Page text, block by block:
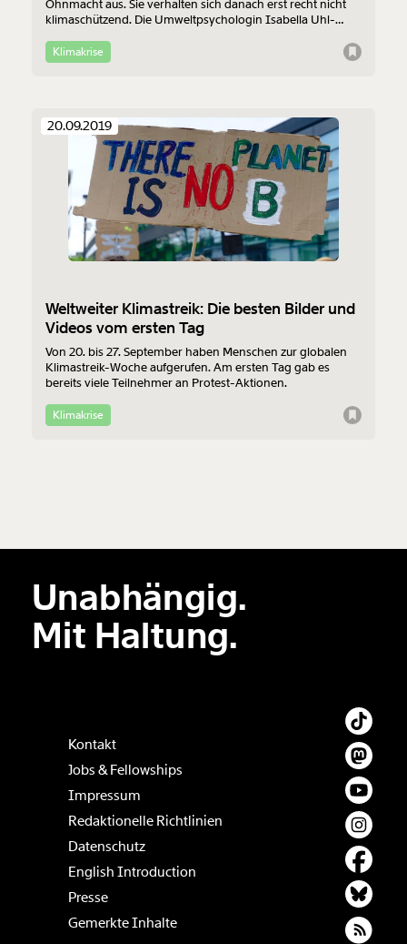
Ohnmacht aus. Sie verhalten sich danach erst recht nicht
klimaschützend. Die Umweltpsychologin Isabella Uhl-
Thunberg auf so viel Widerstand stößt und wie sich
Menschen überzeugen lassen, beim Klimaschutz
Klimakrise
20.09.2019
Weltweiter Klimastreik: Die besten Bilder und
Videos vom ersten Tag
Von 20. bis 27. September haben Menschen zur globalen
Klimastreik-Woche aufgerufen. Am ersten Tag gab es
bereits viele Teilnehmer an Protest-Aktionen.
Klimakrise
Unabhängig.
Mit Haltung.
Kontakt
Jobs & Fellowships
Impressum
Redaktionelle Richtlinien
Datenschutz
English Introduction
Presse
Gemerkte Inhalte